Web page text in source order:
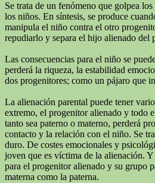
Se trata de un fenómeno que golpea
los niños. En síntesis, se produce
manipula el niño contra el otro
repudiarlo y separa el hijo alienado del
Las consecuencias para el niño se
perderá la riqueza, la estabilidad
dos progenitores; como un pájaro que
La alienación parental puede tener
extremo, el progenitor alienado y todo
tanto sea paterno o materno, perderá
contacto y la relación con el niño. Se
duro. De costes emocionales y
joven que es víctima de la alienación.
para el progenitor alienado y su grupo
materna como la paterna.